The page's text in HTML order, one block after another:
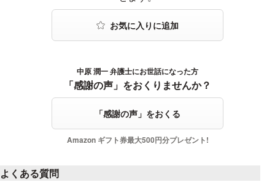
感謝の声をおくる中原 潤一 弁護士にお世話になった方
「感謝の声」をおくりませんか？
「感謝の声」をおくる
Amazon ギフト券最大500円分プレゼント!
よくある質問